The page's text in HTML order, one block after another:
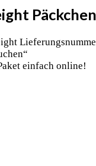
einfach online!